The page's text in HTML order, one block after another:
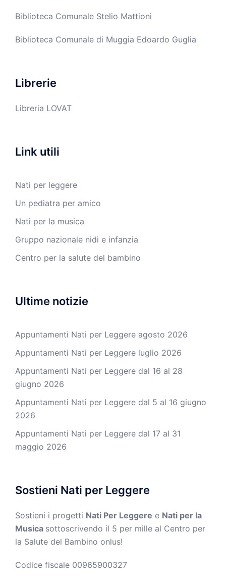
Biblioteca Comunale Stelio Mattioni
Biblioteca Comunale di Muggia Edoardo Guglia
Librerie
Libreria LOVAT
Link utili
Nati per leggere
Un pediatra per amico
Nati per la musica
Gruppo nazionale nidi e infanzia
Centro per la salute del bambino
Ultime notizie
Appuntamenti Nati per Leggere agosto 2026
Appuntamenti Nati per Leggere luglio 2026
Appuntamenti Nati per Leggere dal 16 al 28
giugno 2026
Appuntamenti Nati per Leggere dal 5 al 16 giugno
2026
Appuntamenti Nati per Leggere dal 17 al 31
maggio 2026
Sostieni Nati per Leggere
Sostieni i progetti Nati Per Leggere e Nati per la
Musica sottoscrivendo il 5 per mille al Centro per
la Salute del Bambino onlus!
Codice fiscale 00965900327